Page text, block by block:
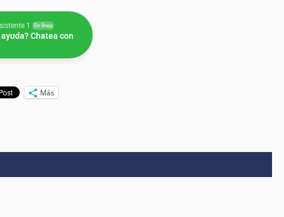
1 En línea
Chatea con
Más